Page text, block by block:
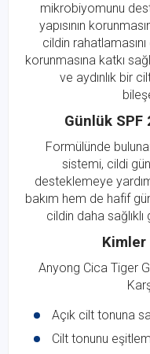
mikrobiyomunu
yapısının
cildin
korunmasına katkı
ve aydınlık bir
Günlük SPF
Formülünde
sistemi, cildi
desteklemeye
bakım hem de hafif
cildin daha
Kimler
Anyong Cica Tiger
Açık cilt tonuna
Cilt tonunu